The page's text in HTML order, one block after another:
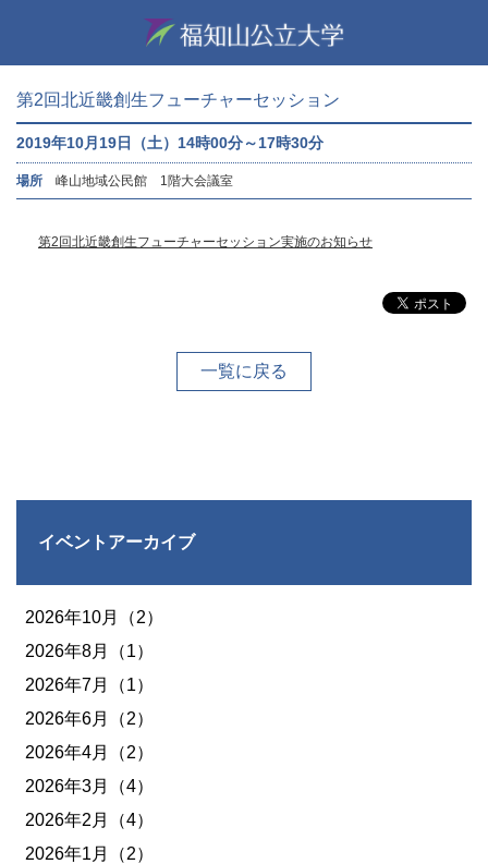
第2回北近畿創生フューチャーセッション
2019年10月19日（土）14時00分～17時30分
場所 峰山地域公民館 1階大会議室
第2回北近畿創生フューチャーセッション実施のお知らせ
一覧に戻る
イベントアーカイブ
2026年10月（2）
2026年8月（1）
2026年7月（1）
2026年6月（2）
2026年4月（2）
2026年3月（4）
2026年2月（4）
2026年1月（2）